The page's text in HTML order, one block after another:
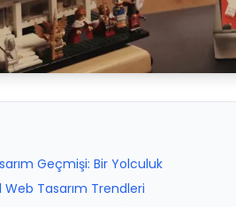
Geçmişi: Bir Yolculuk
Tasarım Trendleri